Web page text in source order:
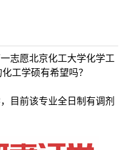
志愿北京化工大学化学工
工学硕有希望吗？
目前该专业全日制有调剂